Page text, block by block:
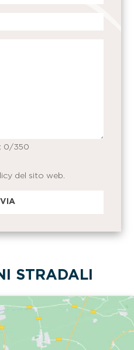
0/350
del sito web.
STRADALI